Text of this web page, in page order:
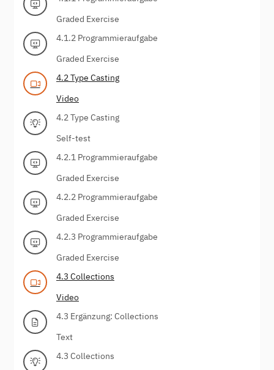
Graded Exercise
4.1.2 Programmieraufgabe
Graded Exercise
4.2 Type Casting
Video
4.2 Type Casting
Self-test
4.2.1 Programmieraufgabe
Graded Exercise
4.2.2 Programmieraufgabe
Graded Exercise
4.2.3 Programmieraufgabe
Graded Exercise
4.3 Collections
Video
4.3 Ergänzung: Collections
Text
4.3 Collections